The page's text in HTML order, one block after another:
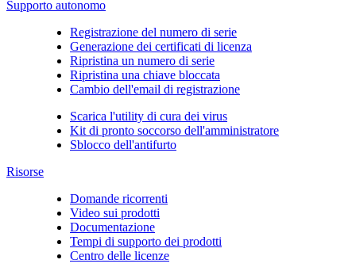
Supporto autonomo
Registrazione del numero di serie
Generazione dei certificati di licenza
Ripristina un numero di serie
Ripristina una chiave bloccata
Cambio dell'email di registrazione
Scarica l'utility di cura dei virus
Kit di pronto soccorso dell'amministratore
Sblocco dell'antifurto
Risorse
Domande ricorrenti
Video sui prodotti
Documentazione
Tempi di supporto dei prodotti
Centro delle licenze